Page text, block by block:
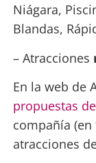
Niágara,
Blandas,
– Atracciones
En la web de
propuestas
compañía
atracciones